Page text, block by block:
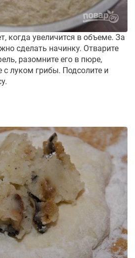
когда увеличится в объеме. За
сделать начинку. Отварите
разомните его в пюре,
луком грибы. Подсолите и